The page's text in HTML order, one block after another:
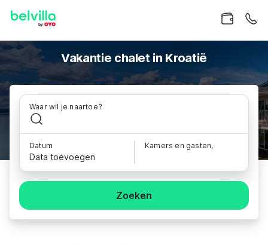
Vakantie chalet in Kroatië
Waar wil je naartoe?
Datum
Data toevoegen
Kamers en gasten,
Zoeken